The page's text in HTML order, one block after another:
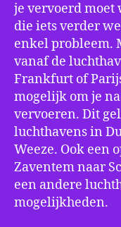
je vervoerd moet
die iets verder
enkel probleem.
vanaf de
Frankfurt of
mogelijk om je
vervoeren. Dit
luchthavens in
Weeze. Ook een
Zaventem naar
een andere
mogelijkheden.